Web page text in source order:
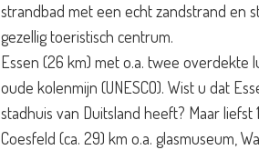
strandbad met een echt zandstrand en
gezellig toeristisch centrum.
Essen (26 km) met o.a. twee overdekte
oude kolenmijn (UNESCO). Wist u dat
stadhuis van Duitsland heeft? Maar liefst
Coesfeld (ca. 29) km o.a. glasmuseum,